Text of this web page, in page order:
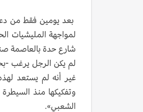
لمواجهة المليشيات
شارع حدة بالعاصمة
لم يكن الرجل يرغب -
غير أنه لم يستعد
وتفكيكها منذ
الشعبي».